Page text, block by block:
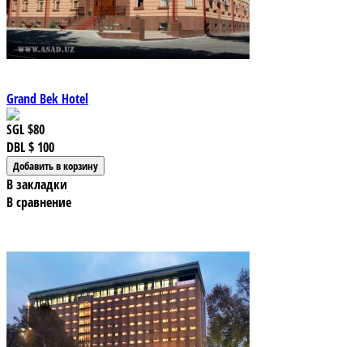
Grand Bek Hotel
SGL$80
DBL$ 100
В закладки
В сравнение